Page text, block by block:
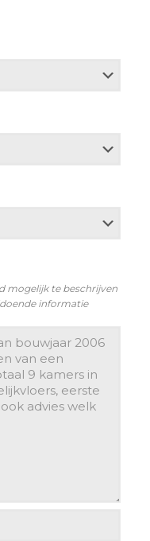
mogelijk te beschrijven
informatie